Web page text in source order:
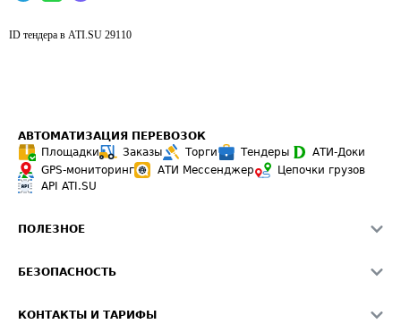
ID тендера в ATI.SU 29110
АВТОМАТИЗАЦИЯ ПЕРЕВОЗОК
Площадки
Заказы Торги Тендеры
АТИ-Доки
GPS-мониторинг
АТИ Мессенджер
Цепочки грузов
API ATI.SU
ПОЛЕЗНОЕ
Звезды ATI.SU на вашем сайте
БЕЗОПАСНОСТЬ
КОНТАКТЫ И ТАРИФЫ